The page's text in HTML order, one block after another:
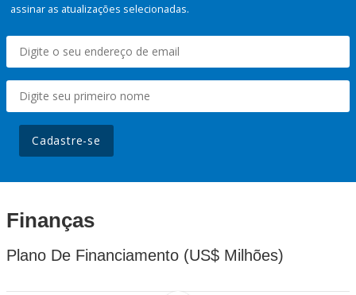
assinar as atualizações selecionadas.
Cadastre-se
Finanças
Plano De Financiamento (US$ Milhões)